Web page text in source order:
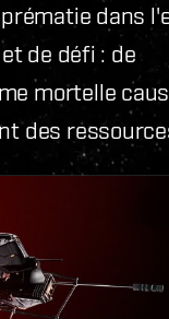
dans
de défi : de
mortelle
des